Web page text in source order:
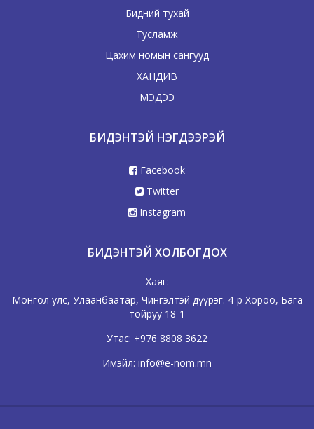
Бидний тухай
Тусламж
Цахим номын сангууд
ХАНДИВ
МЭДЭЭ
БИДЭНТЭЙ НЭГДЭЭРЭЙ
Facebook
Twitter
Instagram
БИДЭНТЭЙ ХОЛБОГДОХ
Хаяг:
Монгол улс, Улаанбаатар, Чингэлтэй дүүрэг. 4-р Хороо, Бага
тойруу 18-1
Утас: +976 8808 3622
Имэйл: info@e-nom.mn